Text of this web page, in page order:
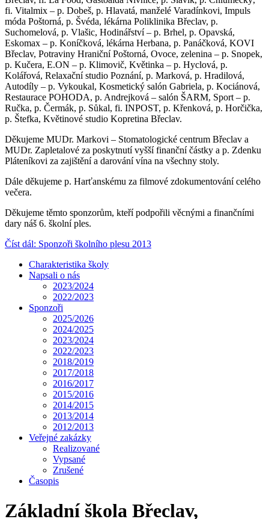
fi. Vitalmix – p. Dobeš, p. Hlavatá, manželé Varadínkovi, Impuls
móda Poštorná, p. Švéda, lékárna Poliklinika Břeclav, p.
Suchomelová, p. Vlašic, Hodinářství – p. Brhel, p. Opavská,
Eskomax – p. Koníčková, lékárna Herbana, p. Panáčková, KOVI
Břeclav, Potraviny Hraniční Poštorná, Ovoce, zelenina – p. Snopek,
p. Kučera, E.ON – p. Klimovič, Květinka – p. Hyclová, p.
Kolářová, Relaxační studio Poznání, p. Marková, p. Hradilová,
Autodíly – p. Vykoukal, Kosmetický salón Gabriela, p. Kociánová,
Restaurace POHODA, p. Andrejková – salón ŠARM, Sport – p.
Ručka, p. Čermák, p. Sůkal, fi. INPOST, p. Křenková, p. Horčička,
p. Štefka, Květinové studio Kopretina Břeclav.
Děkujeme MUDr. Markovi – Stomatologické centrum Břeclav a
MUDr. Zapletalové za poskytnutí vyšší finanční částky a p. Zdenku
Pláteníkovi za zajištění a darování vína na všechny stoly.
Dále děkujeme p. Harťanskému za filmové zdokumentování celého
večera.
Děkujeme těmto sponzorům, kteří podpořili věcnými a finančními
dary náš 6. školní ples.
Číst dál: Sponzoři školního plesu 2013
Charakteristika školy
Napsali o nás
2023/2024
2022/2023
Sponzoři
2025/2026
2024/2025
2023/2024
2022/2023
2018/2019
2017/2018
2016/2017
2015/2016
2014/2015
2013/2014
2012/2013
Veřejné zakázky
Realizované
Vypsané
Zrušené
Časopis
Základní škola Břeclav,